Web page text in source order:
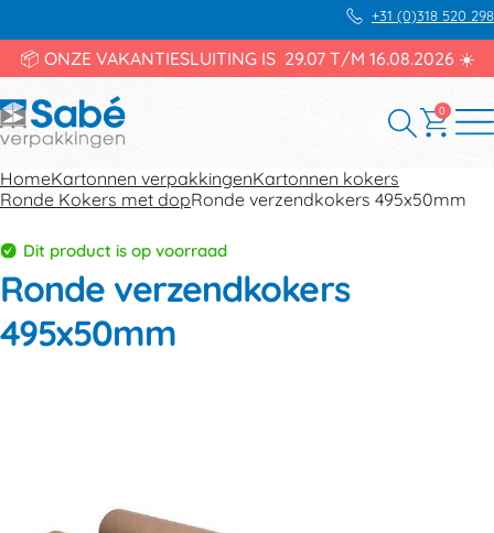
+31 (0)318 520 298
📦 ONZE VAKANTIESLUITING IS 29.07 T/M 16.08.2026 ☀️
0
HomeKartonnen verpakkingenKartonnen kokers
Ronde Kokers met dopRonde verzendkokers 495x50mm
Dit product is op voorraad
Ronde verzendkokers
495x50mm